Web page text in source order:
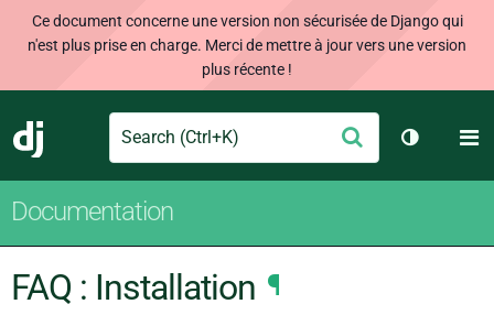
Ce document concerne une version non sécurisée de Django qui
n'est plus prise en charge. Merci de mettre à jour vers une version
plus récente !
Django
Search Envoyer
Changer
Documentation
FAQ : Installation ¶